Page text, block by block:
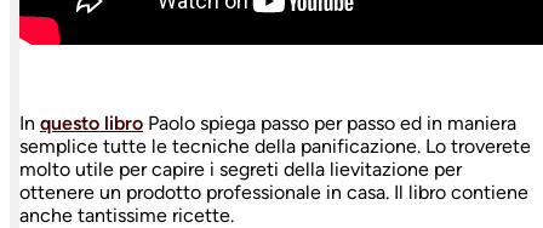
In questo libro Paolo spiega passo per passo ed in maniera
semplice tutte le tecniche della panificazione. Lo troverete
molto utile per capire i segreti della lievitazione per
ottenere un prodotto professionale in casa. Il libro contiene
anche tantissime ricette.